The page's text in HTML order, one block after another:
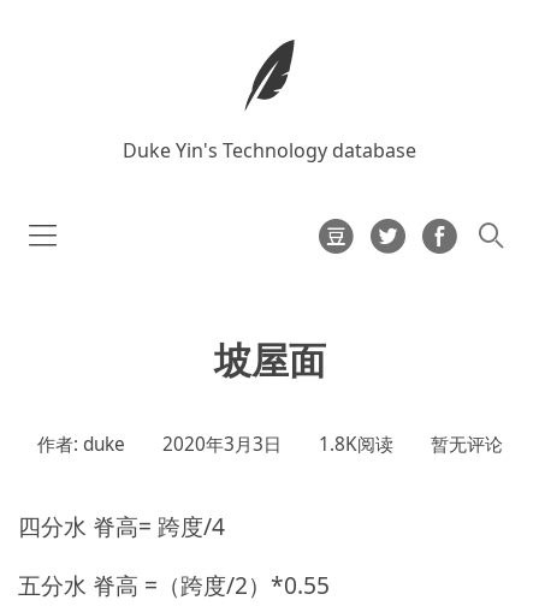
Duke Yin's Technology database
坡屋面
作者: duke 2020年3月3日 1.8K阅读 暂无评论
四分水 脊高= 跨度/4
五分水 脊高 =（跨度/2）*0.55